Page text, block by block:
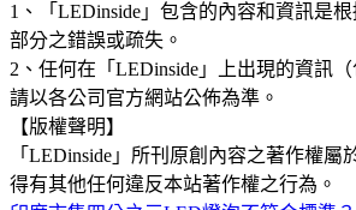
1、「LEDinside」包含的內容和資訊是
部分之錯誤或疏失。
2、任何在「LEDinside」上出現的資訊
請以各公司官方網站公佈為準。
【版權聲明】
「LEDinside」所刊原創內容之著作權
得有其他任何違反本站著作權之行為。